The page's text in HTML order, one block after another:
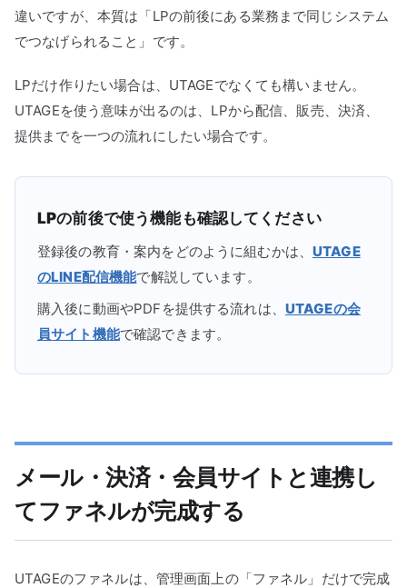
違いですが、本質は「LPの前後にある業務まで同じシステム
でつなげられること」です。
LPだけ作りたい場合は、UTAGEでなくても構いません。
UTAGEを使う意味が出るのは、LPから配信、販売、決済、
提供までを一つの流れにしたい場合です。
LPの前後で使う機能も確認してください
登録後の教育・案内をどのように組むかは、 UTAGE
のLINE配信機能で解説しています。
購入後に動画やPDFを提供する流れは、 UTAGEの会
員サイト機能で確認できます。
メール・決済・会員サイトと連携し
てファネルが完成する
UTAGEのファネルは、管理画面上の「ファネル」だけで完成